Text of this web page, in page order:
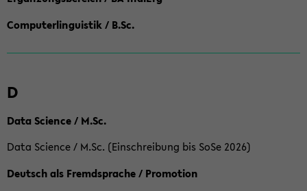
Computerlinguistik / B.Sc.
D
Data Science / M.Sc.
Data Science / M.Sc. (Einschreibung bis SoSe 2026)
Deutsch als Fremdsprache / Promotion